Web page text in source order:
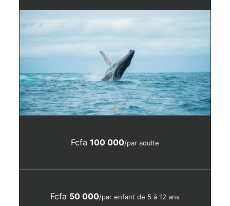
Fcfa 100 000/par adulte
Fcfa 50 000/par enfant de 5 à 12 ans